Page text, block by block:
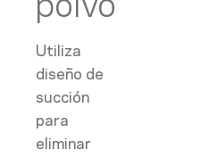
polvo
Utiliza
diseño de
succión
para
eliminar